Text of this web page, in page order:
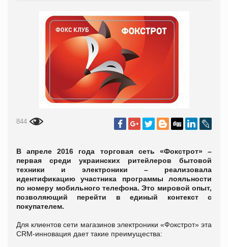
844
В апреле 2016 года торговая сеть «Фокстрот» –
первая среди украинских ритейлеров бытовой
техники и электроники – реализовала
идентификацию участника программы лояльности
по номеру мобильного телефона. Это мировой опыт,
позволяющий перейти в единый контекст с
покупателем.
Для клиентов сети магазинов электроники «Фокстрот» эта
CRM-инновация дает такие преимущества: